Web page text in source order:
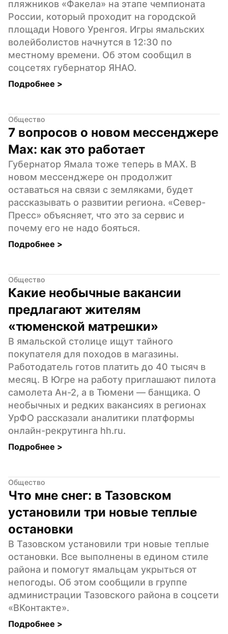
пляжников «Факела» на этапе чемпионата
России, который проходит на городской
площади Нового Уренгоя. Игры ямальских
волейболистов начнутся в 12:30 по
местному времени. Об этом сообщил в
соцсетях губернатор ЯНАО.
Подробнее >
Общество
7 вопросов о новом мессенджере
Max: как это работает
Губернатор Ямала тоже теперь в МАХ. В
новом мессенджере он продолжит
оставаться на связи с земляками, будет
рассказывать о развитии региона. «Север-
Пресс» объясняет, что это за сервис и
почему его не надо бояться.
Подробнее >
Общество
Какие необычные вакансии
предлагают жителям
«тюменской матрешки»
В ямальской столице ищут тайного
покупателя для походов в магазины.
Работодатель готов платить до 40 тысяч в
месяц. В Югре на работу приглашают пилота
самолета Ан-2, а в Тюмени — банщика. О
необычных и редких вакансиях в регионах
УрФО рассказали аналитики платформы
онлайн-рекрутинга hh.ru.
Подробнее >
Общество
Что мне снег: в Тазовском
установили три новые теплые
остановки
В Тазовском установили три новые теплые
остановки. Все выполнены в едином стиле
района и помогут ямальцам укрыться от
непогоды. Об этом сообщили в группе
администрации Тазовского района в соцсети
«ВКонтакте».
Подробнее >